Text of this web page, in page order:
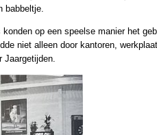
babbeltje.
op een speelse manier het
niet alleen door kantoren,